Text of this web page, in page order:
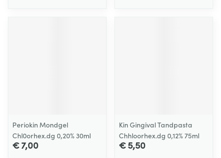
Periokin Mondgel
Chl0orhex.dg 0,20% 30ml
€ 7,00
Kin Gingival Tandpasta
Chhloorhex.dg 0,12% 75ml
€ 5,50